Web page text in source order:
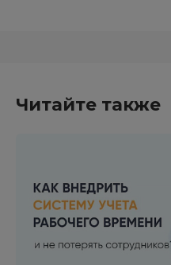
Читайте также